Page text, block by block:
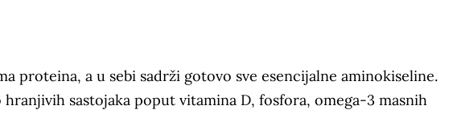
proteina, a u sebi sadrži gotovo sve esencijalne aminokiseline.
sastojaka poput vitamina D, fosfora, omega-3 masnih